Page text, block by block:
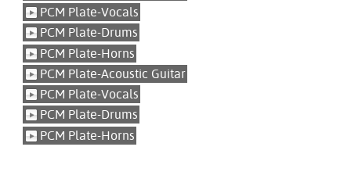
PCM Plate-Vocals
PCM Plate-Drums
PCM Plate-Horns
PCM Plate-Acoustic Guitar
PCM Plate-Vocals
PCM Plate-Drums
PCM Plate-Horns